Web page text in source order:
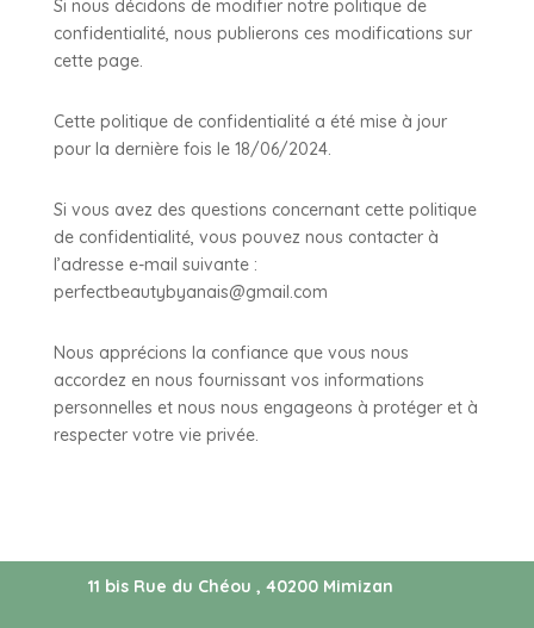
Si nous décidons de modifier notre politique de
confidentialité, nous publierons ces modifications sur
cette page.
Cette politique de confidentialité a été mise à jour
pour la dernière fois le 18/06/2024.
Si vous avez des questions concernant cette politique
de confidentialité, vous pouvez nous contacter à
l’adresse e-mail suivante :
perfectbeautybyanais@gmail.com
Nous apprécions la confiance que vous nous
accordez en nous fournissant vos informations
personnelles et nous nous engageons à protéger et à
respecter votre vie privée.
11 bis Rue du Chéou , 40200 Mimizan